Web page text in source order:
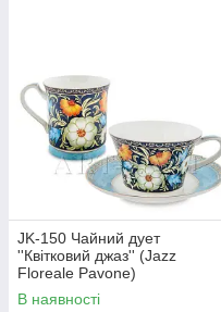
JK-150 Чайний дует
''Квітковий джаз'' (Jazz
Floreale Pavone)
В наявності